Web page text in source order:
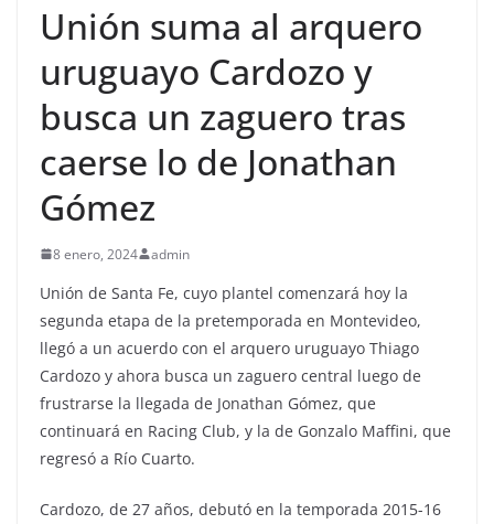
Unión suma al arquero
uruguayo Cardozo y
busca un zaguero tras
caerse lo de Jonathan
Gómez
8 enero, 2024 admin
Unión de Santa Fe, cuyo plantel comenzará hoy la
segunda etapa de la pretemporada en Montevideo,
llegó a un acuerdo con el arquero uruguayo Thiago
Cardozo y ahora busca un zaguero central luego de
frustrarse la llegada de Jonathan Gómez, que
continuará en Racing Club, y la de Gonzalo Maffini, que
regresó a Río Cuarto.
Cardozo, de 27 años, debutó en la temporada 2015-16